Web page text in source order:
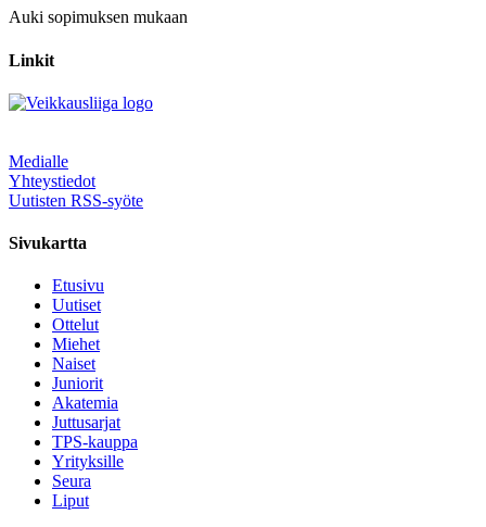
Auki sopimuksen mukaan
Linkit
Medialle
Yhteystiedot
Uutisten RSS-syöte
Sivukartta
Etusivu
Uutiset
Ottelut
Miehet
Naiset
Juniorit
Akatemia
Juttusarjat
TPS-kauppa
Yrityksille
Seura
Liput